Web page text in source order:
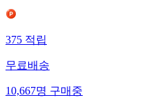
375적립
무료배송
10,667명구매중